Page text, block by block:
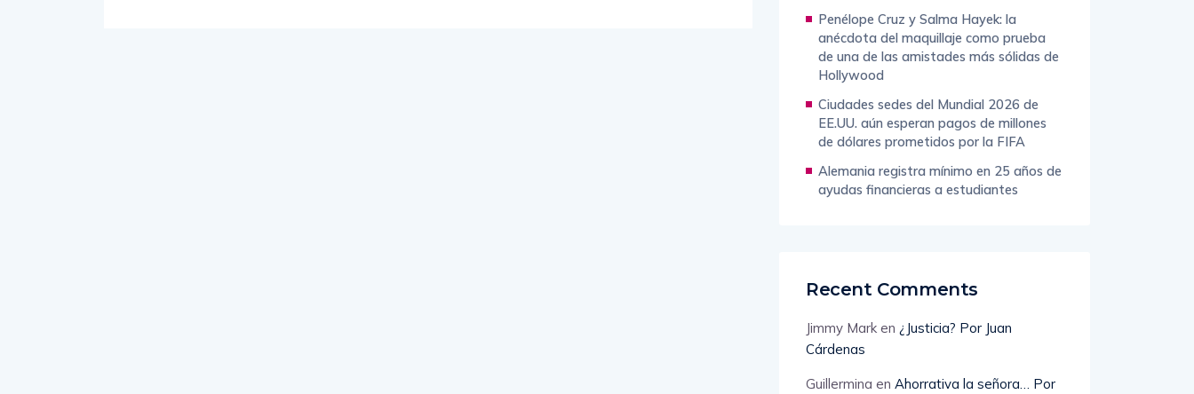
Penélope Cruz y Salma Hayek: la
anécdota del maquillaje como prueba
de una de las amistades más sólidas de
Hollywood
Ciudades sedes del Mundial 2026 de
EE.UU. aún esperan pagos de millones
de dólares prometidos por la FIFA
Alemania registra mínimo en 25 años de
ayudas financieras a estudiantes
Recent Comments
Jimmy Mark en ¿Justicia? Por Juan
Cárdenas
Guillermina en Ahorrativa la señora… Por